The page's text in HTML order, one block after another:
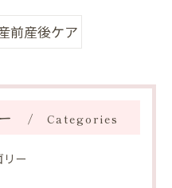
前産後ケア
Categories
リー